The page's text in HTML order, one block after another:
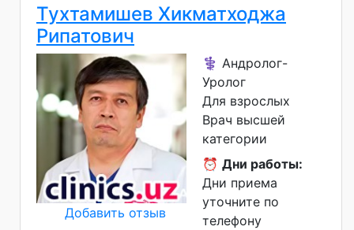
Тухтамишев Хикматходжа
Рипатович
Добавить отзыв
⚕️ Андролог-
Уролог
Для взрослых
Врач высшей
категории
⏰ Дни работы:
Дни приема
уточните по
телефону